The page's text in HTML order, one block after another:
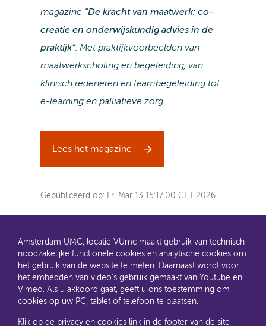
magazine “De kracht van maatwerk: co-
creatie en onderwijskundig advies in de
praktijk”. Met praktijkvoorbeelden van
maatwerkscholing en begeleiding, van
klinisch redeneren en teambegeleiding tot
e-learning en palliatieve zorg.
Lees het magazine
Gepubliceerd op: Fri Mar 13 15:17:00 CET 2026
AMC en VUmc zijn al een tijdje samen Amsterdam UMC.
Dit gaat u ook merken aan de websites: steeds meer
amsterdamumc.org
Amsterdam UMC, locatie VUmc maakt gebruik van technisch
noodzakelijke functionele cookies en analytische cookies om
het gebruik van de website te meten. Daarnaast wordt voor
het embedden van video's gebruik gemaakt van Youtube en
Vimeo. Als u akkoord gaat, geeft u ons toestemming om
cookies op uw PC, tablet of telefoon te plaatsen.
Klik op de privacy en cookies link in de footer van de site